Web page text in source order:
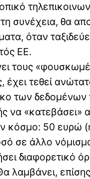
συνέχεια, θα
όταν
ΕΕ.
τους
έχει τεθεί
των δεδομένων
να «κατεβάσει»
κόσμο: 50 ευρώ
σε άλλο
διαφορετικό
λαμβάνει,